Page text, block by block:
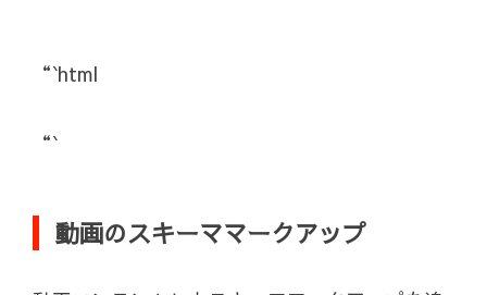
“`html
“`
動画のスキーママークアップ